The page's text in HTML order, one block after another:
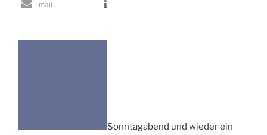
mail
Sonntagabend und wieder ein